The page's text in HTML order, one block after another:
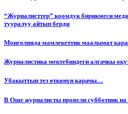
“Журналисттер” коомдук бирикмеси
тууралуу айтып берди
Монголияда мамлекеттик маалымат
Журналистика мектебиндеги алгачкы
Убакыттын тез өткөнүн карачы…
В Оше журналисты провели субботник на